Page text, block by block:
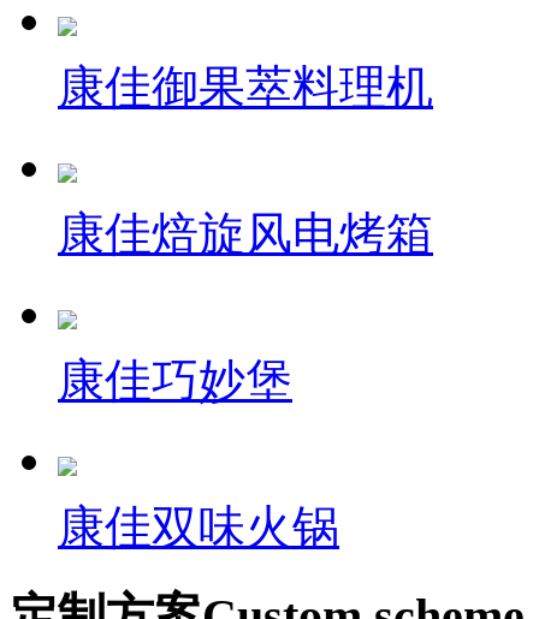
康佳御果萃料理机
康佳焙旋风电烤箱
康佳巧妙堡
康佳双味火锅